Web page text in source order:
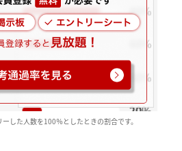
した人数を100％としたときの割合です。